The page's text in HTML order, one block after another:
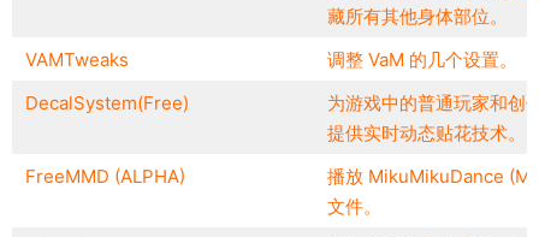
藏所有其他身体部位。
VAMTweaks
调整 VaM 的几个设置。
DecalSystem(Free)
为游戏中的普通玩家和创
提供实时动态贴花技术。
FreeMMD (ALPHA)
播放 MikuMikuDance
文件。